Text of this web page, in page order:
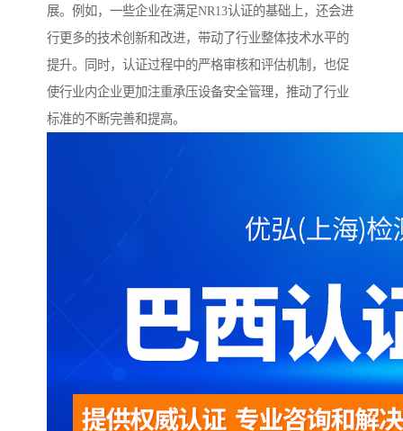
展。例如，一些企业在满足NR13认证的基础上，还会进
行更多的技术创新和改进，带动了行业整体技术水平的
提升。同时，认证过程中的严格审核和评估机制，也促
使行业内企业更加注重承压设备安全管理，推动了行业
标准的不断完善和提高。